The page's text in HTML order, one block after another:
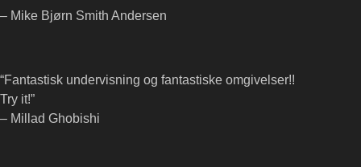
– Mike Bjørn Smith Andersen
“Fantastisk undervisning og fantastiske omgivelser!!
Try it!”
– Millad Ghobishi